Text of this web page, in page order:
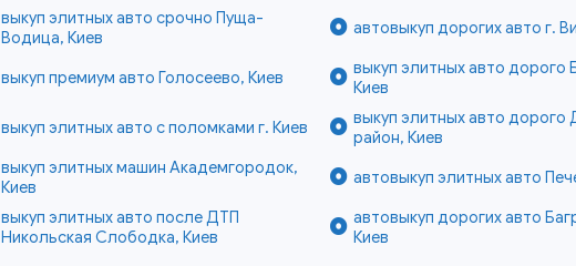
выкуп элитных авто срочно Пуща-
Водица, Киев
автовыкуп дорогих авто г.
выкуп премиум авто Голосеево, Киев
выкуп элитных авто дорого
Киев
выкуп элитных авто с поломками г. Киев
выкуп элитных авто дорого
район, Киев
выкуп элитных машин Академгородок,
Киев
автовыкуп элитных авто
выкуп элитных авто после ДТП
Никольская Слободка, Киев
автовыкуп дорогих авто
Киев